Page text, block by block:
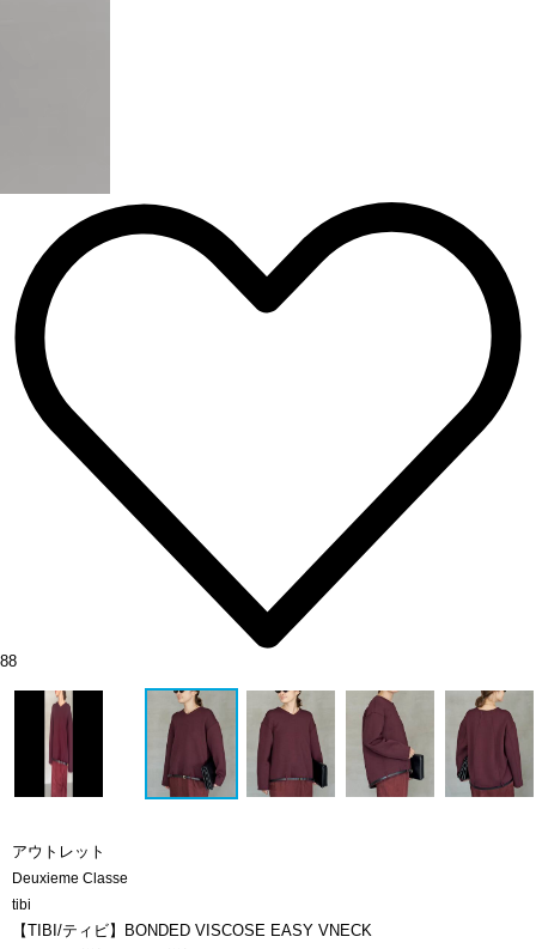
88
アウトレット
Deuxieme Classe
tibi
【TIBI/ティビ】BONDED VISCOSE EASY VNECK